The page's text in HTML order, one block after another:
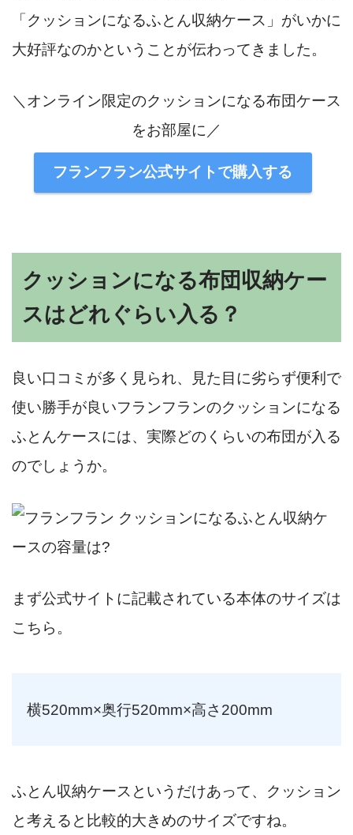
「クッションになるふとん収納ケース」がいかに
大好評なのかということが伝わってきました。
＼オンライン限定のクッションになる布団ケース
をお部屋に／
フランフラン公式サイトで購入する
クッションになる布団収納ケー
スはどれぐらい入る？
良い口コミが多く見られ、見た目に劣らず便利で
使い勝手が良いフランフランのクッションになる
ふとんケースには、実際どのくらいの布団が入る
のでしょうか。
まず公式サイトに記載されている本体のサイズは
こちら。
横520mm×奥行520mm×高さ200mm
ふとん収納ケースというだけあって、クッション
と考えると比較的大きめのサイズですね。